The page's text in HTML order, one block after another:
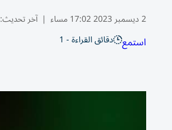
2 ديسمبر 2023 17:02 مساء | آخر تحديث:
استمع دقائق القراءة - 1